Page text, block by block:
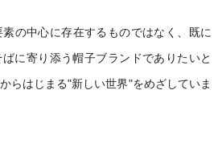
の中心に存在するものではなく、既に
に寄り添う帽子ブランドでありたいと
らはじまる"新しい世界"をめざしていま